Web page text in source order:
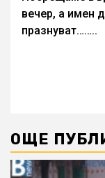
Reading
вечер, а имен
празнуват……..
ОЩЕ